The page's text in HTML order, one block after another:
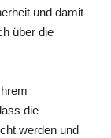
und damit
über die
die
werden und